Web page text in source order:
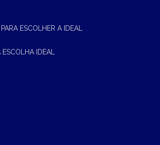
ESCOLHER A IDEAL
IDEAL